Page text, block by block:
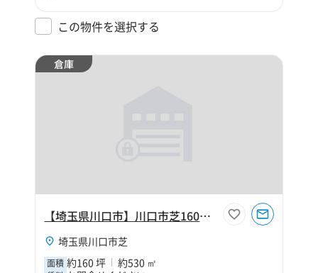
この物件を選択する
倉庫
【埼玉県川口市】川口市芝160坪倉庫
埼玉県川口市芝
面積 約160 坪 約530 ㎡